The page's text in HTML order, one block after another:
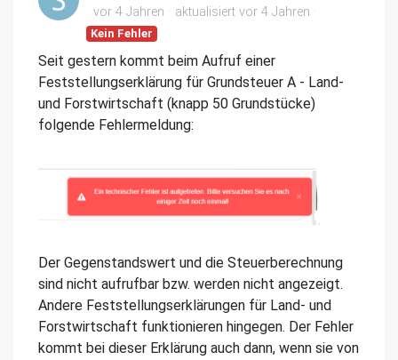
vor 4 Jahren aktualisiert vor 4 Jahren
Kein Fehler
Seit gestern kommt beim Aufruf einer
Feststellungserklärung für Grundsteuer A - Land-
und Forstwirtschaft (knapp 50 Grundstücke)
folgende Fehlermeldung:
Der Gegenstandswert und die Steuerberechnung
sind nicht aufrufbar bzw. werden nicht angezeigt.
Andere Feststellungserklärungen für Land- und
Forstwirtschaft funktionieren hingegen. Der Fehler
kommt bei dieser Erklärung auch dann, wenn sie von